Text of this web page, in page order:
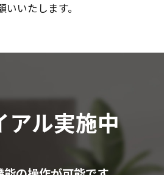
いたします。
アル実施中